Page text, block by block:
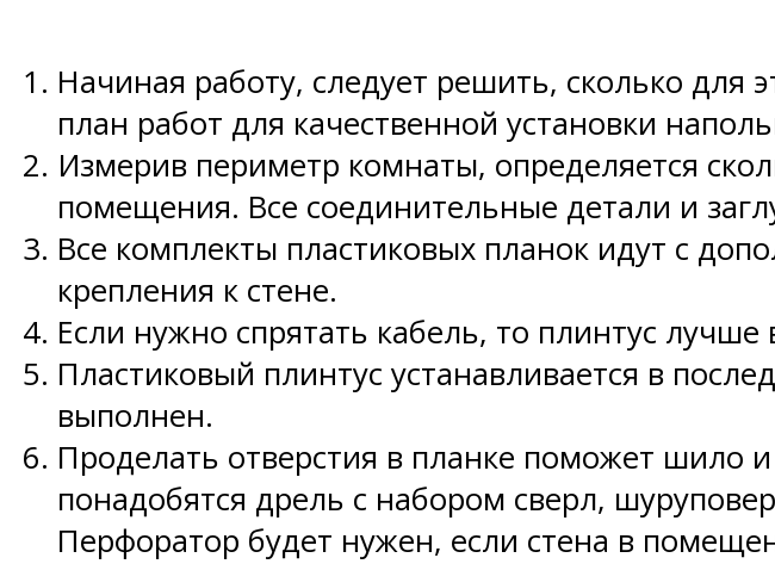
Начиная работу, следует решить, сколько для
план работ для качественной установки
Измерив периметр комнаты, определяется
помещения. Все соединительные детали и
Все комплекты пластиковых планок идут с
крепления к стене.
Если нужно спрятать кабель, то плинтус
Пластиковый плинтус устанавливается в
выполнен.
Проделать отверстия в планке поможет шило
понадобятся дрель с набором сверл,
Перфоратор будет нужен, если стена в